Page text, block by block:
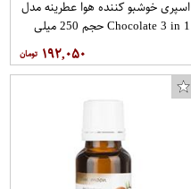
اسپری خوشبو کننده هوا عطرینه مدل
Chocolate 3 in 1 حجم 250 میلی
۱۹۲,۰۵۰